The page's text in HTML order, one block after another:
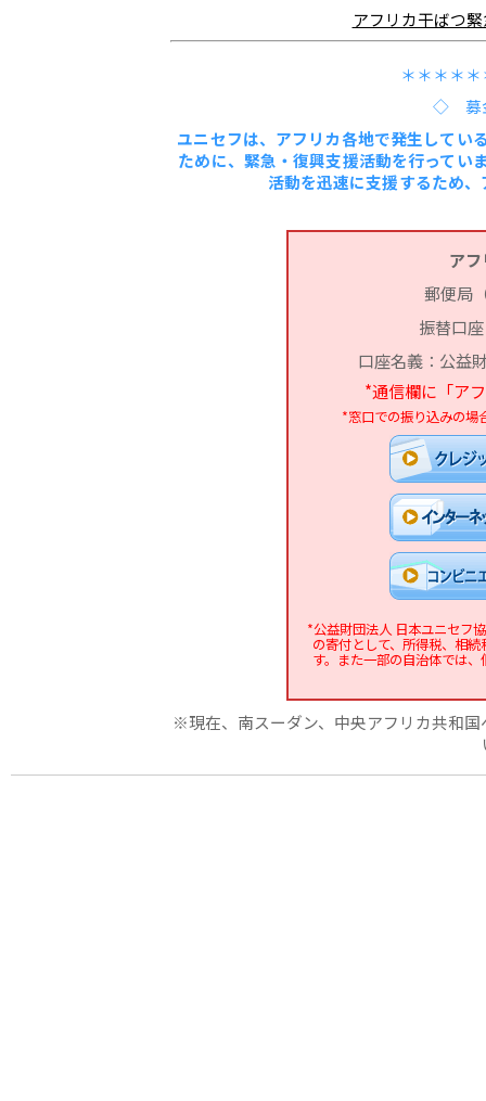
アフリカ干ばつ
＊＊＊＊
◇ 募
ユニセフは、アフリカ各地で発生してい
ために、緊急・復興支援活動を行ってい
活動を迅速に支援するため
ア
郵便局
振替口
口座名義：公益
*通信欄に「ア
*窓口での振り込みの場
*公益財団法人 日本ユニセフ
の寄付として、所得税、相
す。また一部の自治体では
※現在、南スーダン、中央アフリカ共和